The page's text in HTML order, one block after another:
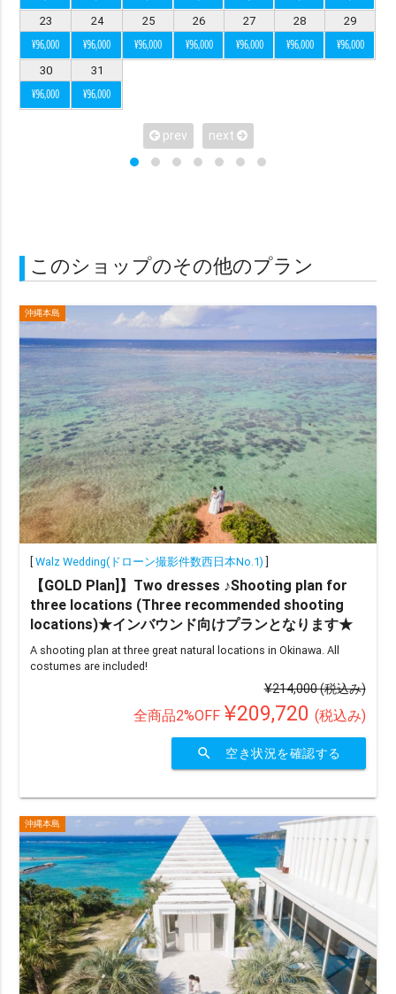
23 24 25 26 27 28 29
¥96,000 ¥96,000 ¥96,000 ¥96,000 ¥96,000 ¥96,000 ¥96,000
30 31
¥96,000 ¥96,000
prev next
このショップのその他のプラン
沖縄本島
[Walz Wedding(ドローン撮影件数西日本No.1)]
【GOLD Plan]】Two dresses ♪Shooting plan for
three locations (Three recommended shooting
locations)★インバウンド向けプランとなります★
A shooting plan at three great natural locations in Okinawa. All
costumes are included!
¥214,000(税込み)
全商品2%OFF ¥209,720 (税込み)
search 空き状況を確認する
沖縄本島
カップル ファミリー マタニティ ソロ
衣装で選ぶ
ドレス・タキシード付き（オプションも含む）
ドレス・タキシード持ち込み可 和装
私服
ヘアメイクあり（オプション含む） ヘアメイクなし
データ納品数で選ぶ
49カット以下 50〜100カット 101〜200カット
201カット以上
撮影地数で選ぶ
撮影地1か所 撮影地2か所 撮影地3か所
撮影地4か所以上
オプションで選ぶ
ドローン ムービー アルバム 宿泊付き
衣装2着目